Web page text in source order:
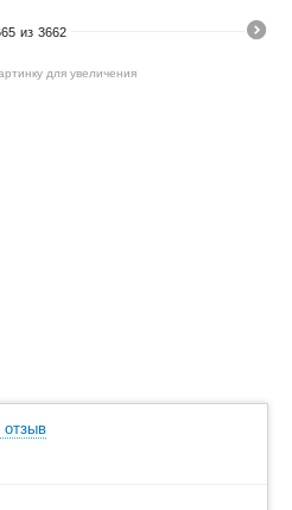
из 3662
для увеличения
отзыв